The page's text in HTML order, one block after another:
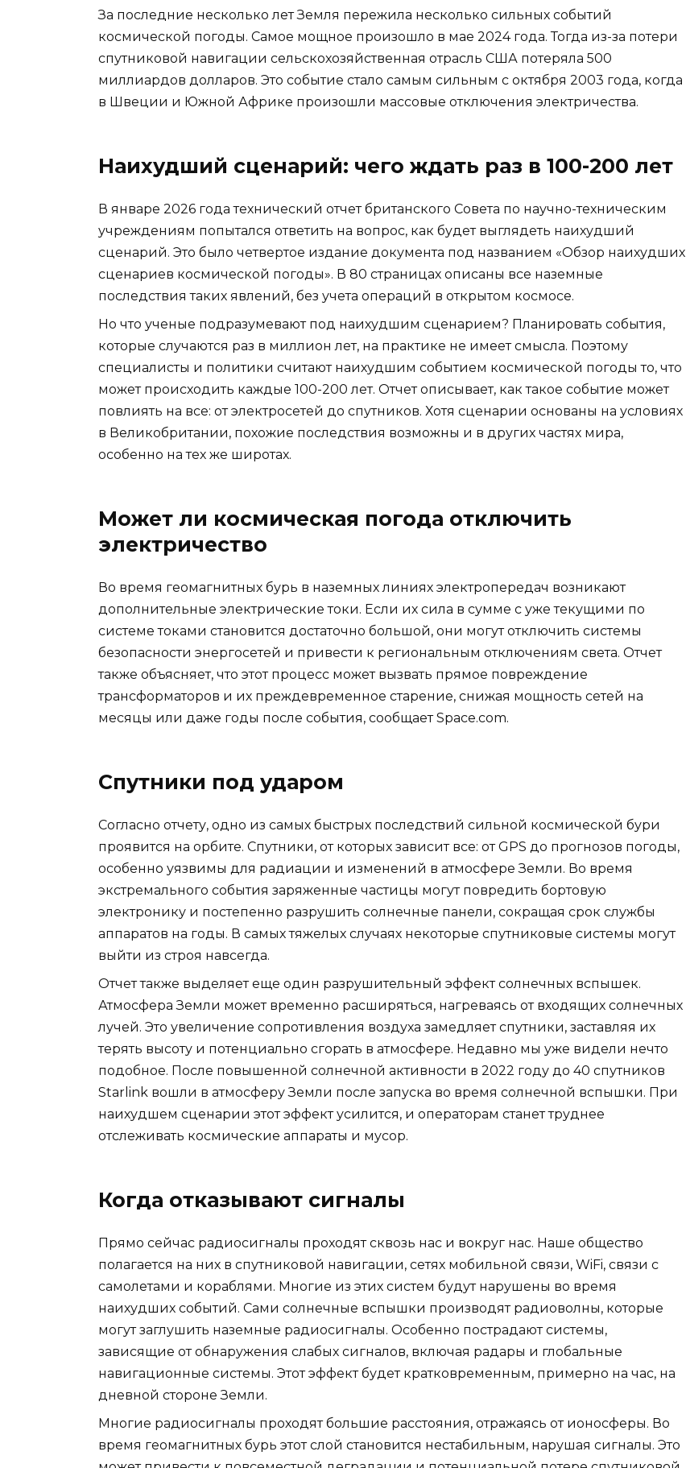
За последние несколько лет Земля пережила несколько сильных событий
космической погоды. Самое мощное произошло в мае 2024 года. Тогда из-за потери
спутниковой навигации сельскохозяйственная отрасль США потеряла 500
миллиардов долларов. Это событие стало самым сильным с октября 2003 года, когда
в Швеции и Южной Африке произошли массовые отключения электричества.
Наихудший сценарий: чего ждать раз в 100-200 лет
В январе 2026 года технический отчет британского Совета по научно-техническим
учреждениям попытался ответить на вопрос, как будет выглядеть наихудший
сценарий. Это было четвертое издание документа под названием «Обзор наихудших
сценариев космической погоды». В 80 страницах описаны все наземные
последствия таких явлений, без учета операций в открытом космосе.
Но что ученые подразумевают под наихудшим сценарием? Планировать события,
которые случаются раз в миллион лет, на практике не имеет смысла. Поэтому
специалисты и политики считают наихудшим событием космической погоды то, что
может происходить каждые 100-200 лет. Отчет описывает, как такое событие может
повлиять на все: от электросетей до спутников. Хотя сценарии основаны на условиях
в Великобритании, похожие последствия возможны и в других частях мира,
особенно на тех же широтах.
Может ли космическая погода отключить
электричество
Во время геомагнитных бурь в наземных линиях электропередач возникают
дополнительные электрические токи. Если их сила в сумме с уже текущими по
системе токами становится достаточно большой, они могут отключить системы
безопасности энергосетей и привести к региональным отключениям света. Отчет
также объясняет, что этот процесс может вызвать прямое повреждение
трансформаторов и их преждевременное старение, снижая мощность сетей на
месяцы или даже годы после события, сообщает Space.com.
Спутники под ударом
Согласно отчету, одно из самых быстрых последствий сильной космической бури
проявится на орбите. Спутники, от которых зависит все: от GPS до прогнозов погоды,
особенно уязвимы для радиации и изменений в атмосфере Земли. Во время
экстремального события заряженные частицы могут повредить бортовую
электронику и постепенно разрушить солнечные панели, сокращая срок службы
аппаратов на годы. В самых тяжелых случаях некоторые спутниковые системы могут
выйти из строя навсегда.
Отчет также выделяет еще один разрушительный эффект солнечных вспышек.
Атмосфера Земли может временно расширяться, нагреваясь от входящих солнечных
лучей. Это увеличение сопротивления воздуха замедляет спутники, заставляя их
терять высоту и потенциально сгорать в атмосфере. Недавно мы уже видели нечто
подобное. После повышенной солнечной активности в 2022 году до 40 спутников
Starlink вошли в атмосферу Земли после запуска во время солнечной вспышки. При
наихудшем сценарии этот эффект усилится, и операторам станет труднее
отслеживать космические аппараты и мусор.
Когда отказывают сигналы
Прямо сейчас радиосигналы проходят сквозь нас и вокруг нас. Наше общество
полагается на них в спутниковой навигации, сетях мобильной связи, WiFi, связи с
самолетами и кораблями. Многие из этих систем будут нарушены во время
наихудших событий. Сами солнечные вспышки производят радиоволны, которые
могут заглушить наземные радиосигналы. Особенно пострадают системы,
зависящие от обнаружения слабых сигналов, включая радары и глобальные
навигационные системы. Этот эффект будет кратковременным, примерно на час, на
дневной стороне Земли.
Многие радиосигналы проходят большие расстояния, отражаясь от ионосферы. Во
время геомагнитных бурь этот слой становится нестабильным, нарушая сигналы. Это